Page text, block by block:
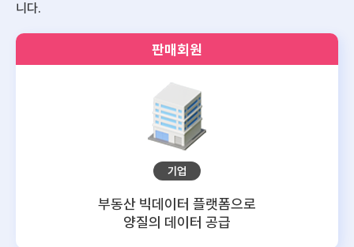
니다.
판매회원
기업
부동산 빅데이터 플랫폼으로
양질의 데이터 공급